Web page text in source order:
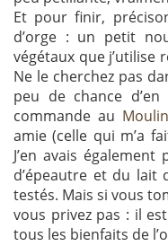
Et pour finir,
d’orge : un petit
végétaux que j’utilise
Ne le cherchez pas
peu de chance
commande au
amie (celle qui m’a
J’en avais
d’épeautre et du lait
testés. Mais si vous
vous privez pas : il
tous les bienfaits de